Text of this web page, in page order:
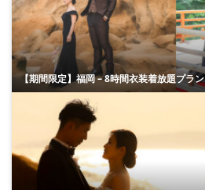
【期間限定】福岡 – 8時間衣装着放題プラン